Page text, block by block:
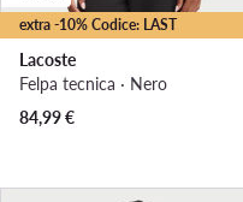
extra -10% Codice: LAST
Lacoste
Felpa tecnica · Nero
84,99€